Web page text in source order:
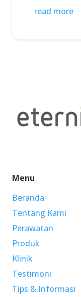
read more
Menu
Beranda
Tentang Kami
Perawatan
Produk
Klinik
Testimoni
Tips & Informasi